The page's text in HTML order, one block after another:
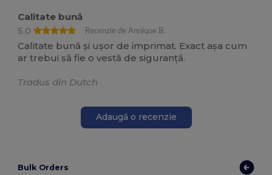
Calitate bună
5.0
Recenzie de Annique B.
Calitate bună și ușor de imprimat. Exact așa cum
ar trebui să fie o vestă de siguranță.
Tradus din Dutch
Adaugă o recenzie
Bulk Orders